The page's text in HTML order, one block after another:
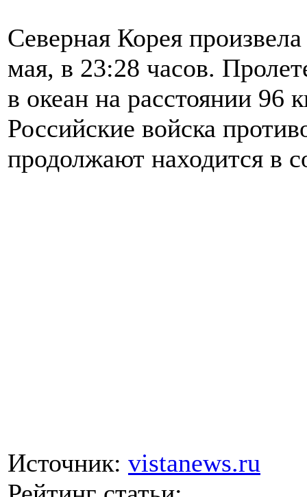
Северная Корея
мая, в 23:28 часов.
в океан на расстоянии 96
Российские войска
продолжают находится в
Источник: vistanews.ru